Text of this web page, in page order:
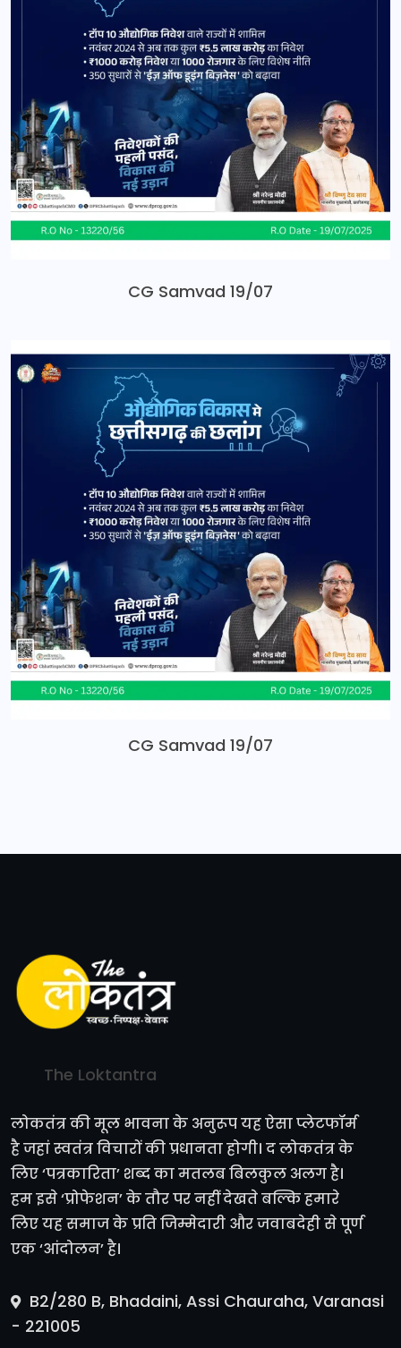
CG Samvad 19/07
CG Samvad 19/07
The Loktantra
लोकतंत्र की मूल भावना के अनुरूप यह ऐसा प्लेटफॉर्म
है जहां स्वतंत्र विचारों की प्रधानता होगी। द लोकतंत्र के
लिए ‘पत्रकारिता’ शब्द का मतलब बिलकुल अलग है।
हम इसे ‘प्रोफेशन’ के तौर पर नहीं देखते बल्कि हमारे
लिए यह समाज के प्रति जिम्मेदारी और जवाबदेही से पूर्ण
एक ‘आंदोलन’ है।
B2/280 B, Bhadaini, Assi Chauraha, Varanasi
- 221005